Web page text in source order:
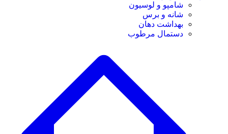
شامپو و لوسیون
شانه و برس
بهداشت دهان
دستمال مرطوب